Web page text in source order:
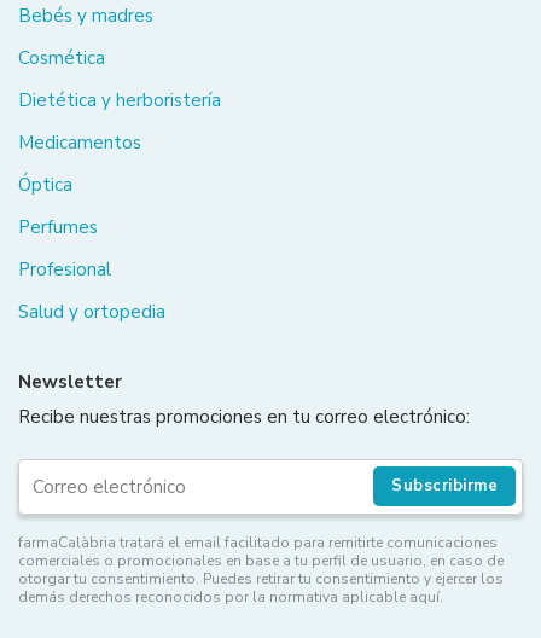
Bebés y madres
Cosmética
Dietética y herboristería
Medicamentos
Óptica
Perfumes
Profesional
Salud y ortopedia
Newsletter
Recibe nuestras promociones en tu correo electrónico:
Subscribirme
farmaCalàbria tratará el email facilitado para remitirte comunicaciones
comerciales o promocionales en base a tu perfil de usuario, en caso de
otorgar tu consentimiento. Puedes retirar tu consentimiento y ejercer los
demás derechos reconocidos por la normativa aplicable aquí.